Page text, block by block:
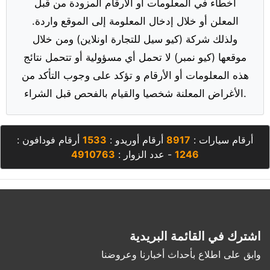
أخطاء في المعلومات أو الأرقام المزودة من قبل
المعلن أو خلال إدخال المعلومة إلى الموقع واردة.
ولذلك شركة (كيو سيل للتجارة اونلاين) ومن خلال
موقعها (كيو نمبر) لا تحمل أي مسؤولية أو تتحمل نتائج
هذه المعلومات أو الأرقام و تؤكد على وجوب التأكد من
الأغراض المعلنة شخصيا والقيام بالفحص قبل الشراء.
أرقام سيارات : 8917 أرقام أوريدو : 1533 أرقام فودافون :
1246 - عدد الزوار : 4910763
اشترك في القائمة البريدية
وابق على اطلاع بأحداث أخبارنا وعروضنا